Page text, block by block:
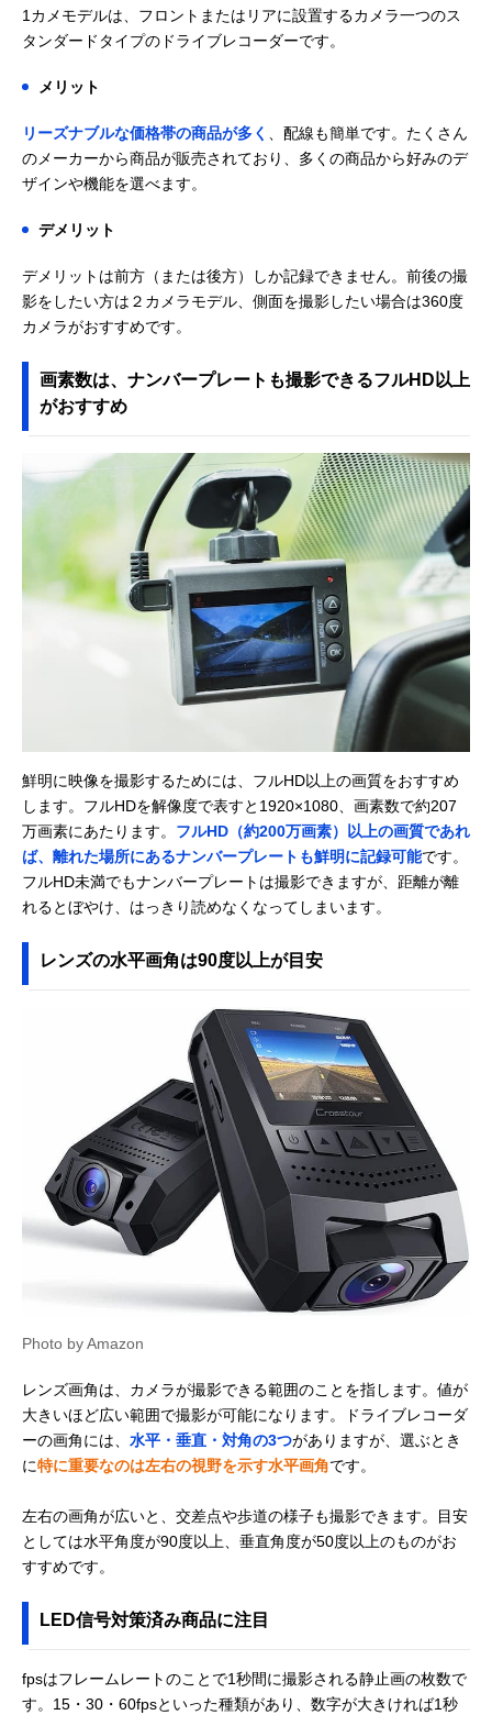
1カメモデルは、フロントまたはリアに設置するカメラ一つのス
タンダードタイプのドライブレコーダーです。
メリット
リーズナブルな価格帯の商品が多く 、配線も簡単です。たくさん
のメーカーから商品が販売されており、多くの商品から好みのデ
ザインや機能を選べます。
デメリット
デメリットは前方（または後方）しか記録できません。前後の撮
影をしたい方は２カメラモデル、側面を撮影したい場合は360度
カメラがおすすめです。
画素数は、ナンバープレートも撮影できるフルHD以上
がおすすめ
鮮明に映像を撮影するためには、フルHD以上の画質をおすすめ
します。フルHDを解像度で表すと1920×1080、画素数で約207
万画素にあたります。 フルHD（約200万画素）以上の画質であれ
ば、離れた場所にあるナンバープレートも鮮明に記録可能です。
フルHD未満でもナンバープレートは撮影できますが、距離が離
れるとぼやけ、はっきり読めなくなってしまいます。
レンズの水平画角は90度以上が目安
Photo by Amazon
レンズ画角は、カメラが撮影できる範囲のことを指します。値が
大きいほど広い範囲で撮影が可能になります。ドライブレコーダ
ーの画角には、 水平・垂直・対角の3つがありますが、選ぶとき
に特に重要なのは左右の視野を示す水平画角です。
左右の画角が広いと、交差点や歩道の様子も撮影できます。目安
としては水平角度が90度以上、垂直角度が50度以上のものがお
すすめです。
LED信号対策済み商品に注目
fpsはフレームレートのことで1秒間に撮影される静止画の枚数で
す。15・30・60fpsといった種類があり、数字が大きければ1秒